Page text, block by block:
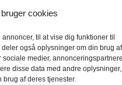
cookies
til at vise dig funktioner til
også oplysninger om din brug af
medier,
disse data med andre
af deres tjenester.